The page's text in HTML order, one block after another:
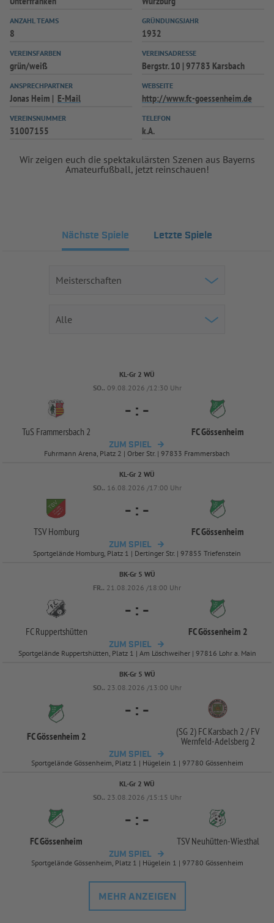
ANZAHL TEAMS
8
GRÜNDUNGSJAHR
1932
VEREINSFARBEN
grün/weiß
VEREINSADRESSE
Bergstr. 10 | 97783 Karsbach
ANSPRECHPARTNER
Jonas Heim E-Mail
WEBSEITE
http://www.fc-goessenheim.de
VEREINSNUMMER
31007155
TELEFON
k.A.
Wir zeigen euch die spektakulärsten Szenen aus Bayerns
Amateurfußball, jetzt reinschauen!
Nächste Spiele Letzte Spiele
KL-Gr 2 WÜ
SO.. 09.08.2026 /12:30 Uhr
TuS Frammersbach 2
- : -
FC Gössenheim
ZUM SPIEL
Fuhrmann Arena, Platz 2 | Orber Str. | 97833 Frammersbach
KL-Gr 2 WÜ
SO.. 16.08.2026 /17:00 Uhr
TSV Homburg
- : -
FC Gössenheim
ZUM SPIEL
Sportgelände Homburg, Platz 1 | Dertinger Str. | 97855 Triefenstein
BK-Gr 5 WÜ
FR.. 21.08.2026 /18:00 Uhr
FC Ruppertshütten
- : -
FC Gössenheim 2
ZUM SPIEL
Sportgelände Ruppertshütten, Platz 1 | Am Löschweiher | 97816 Lohr a. Main
BK-Gr 5 WÜ
SO.. 23.08.2026 /13:00 Uhr
FC Gössenheim 2
- : -
(SG 2) FC Karsbach 2 / FV
Wernfeld-Adelsberg 2
ZUM SPIEL
Sportgelände Gössenheim, Platz 1 | Hügelein 1 | 97780 Gössenheim
KL-Gr 2 WÜ
SO.. 23.08.2026 /15:15 Uhr
FC Gössenheim
- : -
TSV Neuhütten-Wiesthal
ZUM SPIEL
Sportgelände Gössenheim, Platz 1 | Hügelein 1 | 97780 Gössenheim
MEHR ANZEIGEN